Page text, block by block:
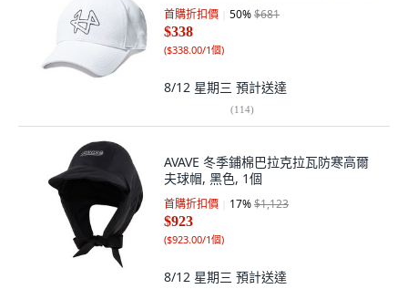
首購折扣價 50%$681
$338
($338.00/1個)
8/12 星期三 預計送達
(114)
AVAVE 冬季鋪棉巴拉克拉瓦防寒高爾
夫球帽, 黑色, 1個
首購折扣價 17%$1,123
$923
($923.00/1個)
8/12 星期三 預計送達